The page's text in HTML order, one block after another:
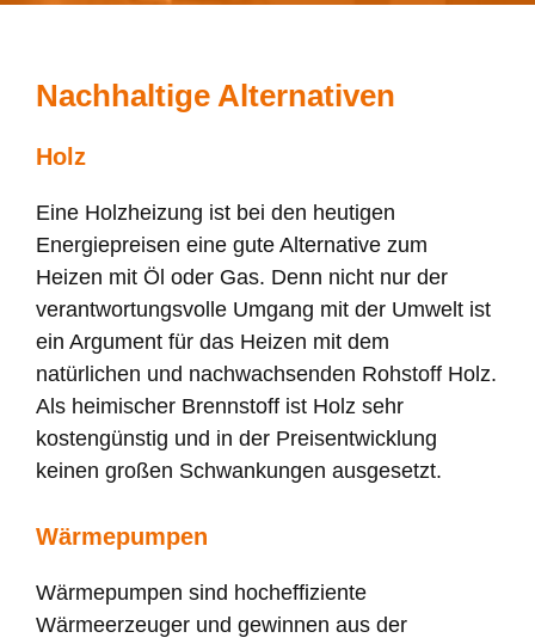
Nachhaltige Alternativen
Holz
Eine Holzheizung ist bei den heutigen
Energiepreisen eine gute Alternative zum
Heizen mit Öl oder Gas. Denn nicht nur der
verantwortungsvolle Umgang mit der Umwelt ist
ein Argument für das Heizen mit dem
natürlichen und nachwachsenden Rohstoff Holz.
Als heimischer Brennstoff ist Holz sehr
kostengünstig und in der Preisentwicklung
keinen großen Schwankungen ausgesetzt.
Wärmepumpen
Wärmepumpen sind hocheffiziente
Wärmeerzeuger und gewinnen aus der